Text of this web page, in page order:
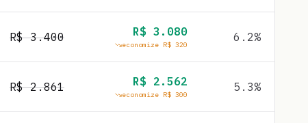
R$3.400 R$ 3.080
economize R$ 320
6.2%
R$2.861 R$ 2.562
economize R$ 300
5.3%